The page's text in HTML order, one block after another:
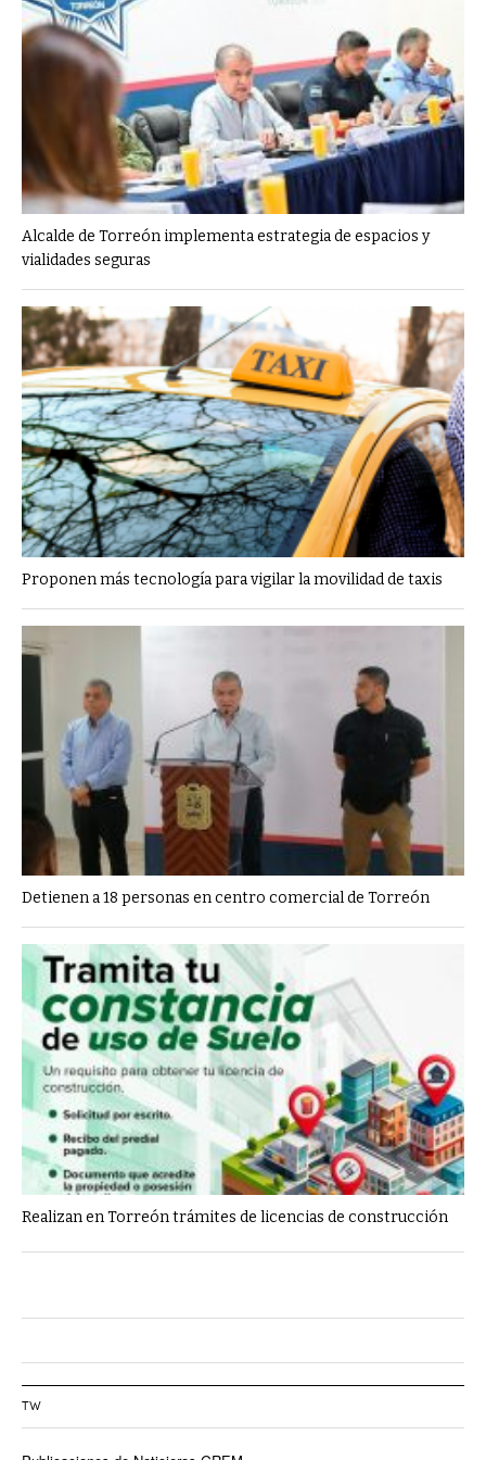
Alcalde de Torreón implementa estrategia de espacios y
vialidades seguras
Proponen más tecnología para vigilar la movilidad de taxis
Detienen a 18 personas en centro comercial de Torreón
Realizan en Torreón trámites de licencias de construcción
TW